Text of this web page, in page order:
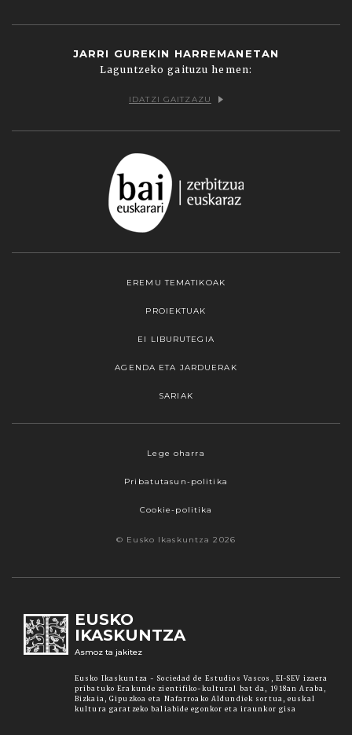
JARRI GUREKIN HARREMANETAN
Laguntzeko gaituzu hemen:
IDATZI GAITZAZU
EREMU TEMATIKOAK
PROIEKTUAK
EI LIBURUTEGIA
AGENDA ETA JARDUERAK
SARIAK
Lege oharra
Pribatutasun-politika
Cookie-politika
© Eusko Ikaskuntza 2026
EUSKO
IKASKUNTZA
Asmoz ta jakitez
Eusko Ikaskuntza - Sociedad de Estudios Vascos, EI-SEV izaera
pribatuko Erakunde zientifiko-kultural bat da, 1918an Araba,
Bizkaia, Gipuzkoa eta Nafarroako Aldundiek sortua, euskal
kultura garatzeko baliabide egonkor eta iraunkor gisa
Webgune honek cookieak erabiltzen ditu,
nabigatzeko nahiago duzun cookie aukera.
Guztiz desaktibatzea ere hauta dezakezu.
"konfigurazioa" aukeran. "Onartzen dut" botoia
cookie politika onartzen duzula adierazten ari
gehiago lortzeko.
Onartu